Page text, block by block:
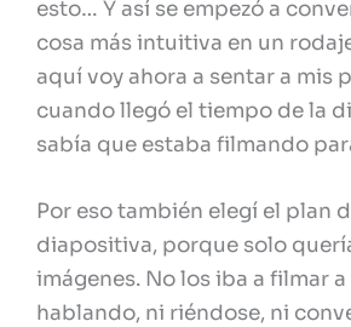
esto… Y así se empezó a
cosa más intuitiva en un
aquí voy ahora a sentar a mis
cuando llegó el tiempo de la
sabía que estaba filmando
Por eso también elegí el plan
diapositiva, porque solo
imágenes. No los iba a filmar
hablando, ni riéndose, ni